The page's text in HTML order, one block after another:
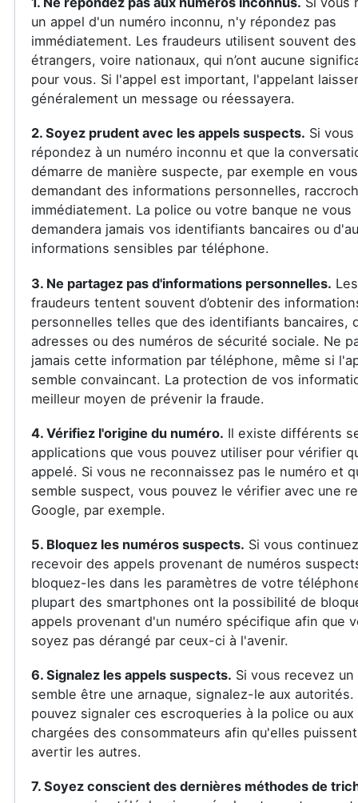
un appel d'un numéro inconnu, n'y répondez pas
immédiatement. Les fraudeurs utilisent souvent
étrangers, voire nationaux, qui n’ont aucune
pour vous. Si l'appel est important, l'appelant
généralement un message ou réessayera.
2. Soyez prudent avec les appels suspects. Si vous
répondez à un numéro inconnu et que la
démarre de manière suspecte, par exemple en vous
demandant des informations personnelles,
immédiatement. La police ou votre banque ne vous
demandera jamais vos identifiants bancaires ou
informations sensibles par téléphone.
3. Ne partagez pas d'informations personnelles. Les
fraudeurs tentent souvent d’obtenir des
personnelles telles que des identifiants bancaires,
adresses ou des numéros de sécurité sociale. Ne
jamais cette information par téléphone, même si
semble convaincant. La protection de vos
meilleur moyen de prévenir la fraude.
4. Vérifiez l'origine du numéro. Il existe différents
applications que vous pouvez utiliser pour vérifier
appelé. Si vous ne reconnaissez pas le numéro et
semble suspect, vous pouvez le vérifier avec une
Google, par exemple.
5. Bloquez les numéros suspects. Si vous
recevoir des appels provenant de numéros
bloquez-les dans les paramètres de votre
plupart des smartphones ont la possibilité de
appels provenant d'un numéro spécifique afin que
soyez pas dérangé par ceux-ci à l'avenir.
6. Signalez les appels suspects. Si vous recevez
semble être une arnaque, signalez-le aux autorités.
pouvez signaler ces escroqueries à la police ou
chargées des consommateurs afin qu'elles
avertir les autres.
7. Soyez conscient des dernières méthodes de